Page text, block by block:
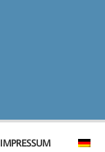
IMPRESSUM